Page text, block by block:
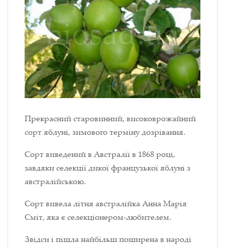
Прекрасний старовинний, високоврожайний
сорт яблуні, зимового терміну дозрівання.
Сорт виведений в Австралії в 1868 році,
завдяки селекції дикої французької яблуні з
австралійською.
Сорт вивела літня австралійка Анна Марія
Сміт, яка є селекціонером-любителем.
Звідси і пішла найбільш поширена в народі